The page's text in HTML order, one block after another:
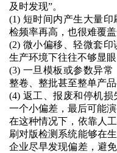
及时发现”。
(1) 短时间内产生大量印
检频率再高，也很难覆盖
(2) 微小偏移、轻微套印
生产环境下往往不够显
(3) 一旦模板或参数异
整卷、整批甚至整单产品
(4) 返工、报废和停机损
一个小偏差，最后可能
在这种情况下，依靠人
刷对版检测系统能够在
企业尽早发现偏差，避